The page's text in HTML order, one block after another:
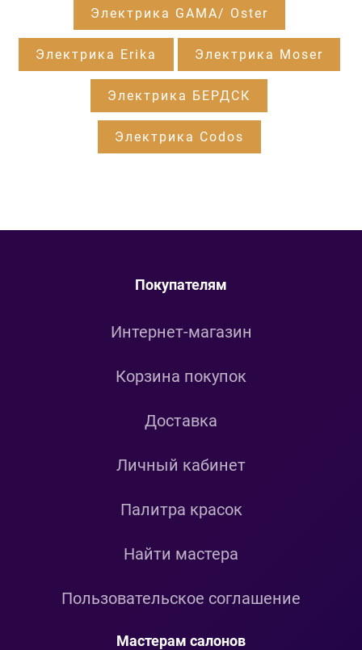
Электрика GAMA/ Oster
Электрика Erika Электрика Moser
Электрика БЕРДСК
Электрика Codos
Покупателям
Интернет-магазин
Корзина покупок
Доставка
Личный кабинет
Палитра красок
Найти мастера
Пользовательское соглашение
Мастерам салонов